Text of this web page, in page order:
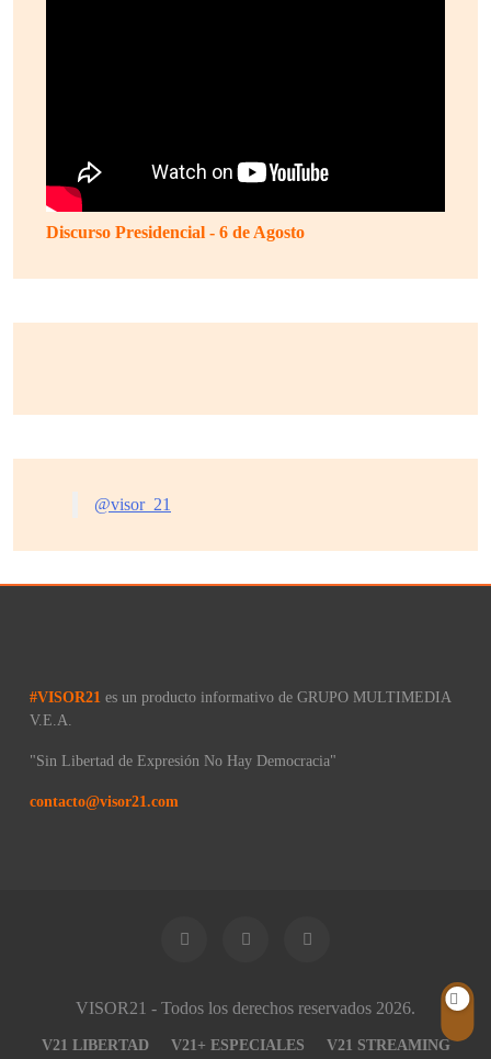
Discurso Presidencial - 6 de Agosto
@visor_21
#VISOR21 es un producto informativo de GRUPO MULTIMEDIA
V.E.A.
"Sin Libertad de Expresión No Hay Democracia"
contacto@visor21.com
VISOR21 - Todos los derechos reservados 2026.
V21 LIBERTAD V21+ ESPECIALES V21 STREAMING